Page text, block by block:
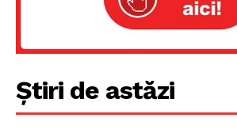
Un proiect
Știri de astăzi